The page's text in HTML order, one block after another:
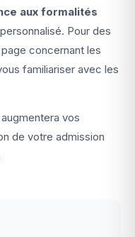
aux formalités
Pour des
concernant les
familiariser avec les
vos
de votre admission